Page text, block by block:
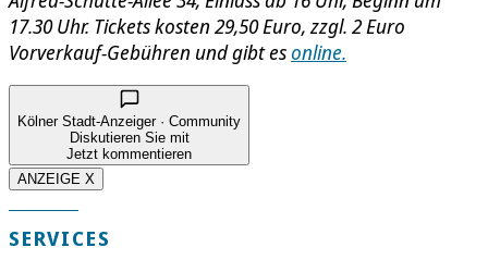
17.30 Uhr. Tickets kosten 29,50 Euro, zzgl. 2 Euro
Vorverkauf-Gebühren und gibt esonline.
Kölner Stadt-Anzeiger · Community
Diskutieren Sie mit
Jetzt kommentieren
ANZEIGE X
SERVICES